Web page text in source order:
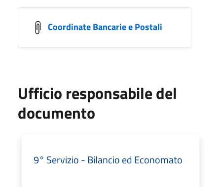
Coordinate Bancarie e Postali
Ufficio responsabile del
documento
9° Servizio - Bilancio ed Economato